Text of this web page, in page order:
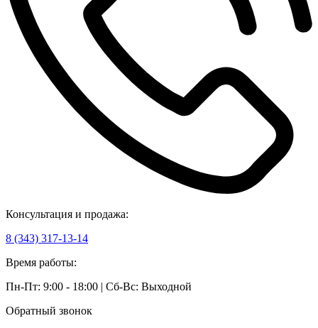
Консультация и продажа:
8 (343) 317-13-14
Время работы:
Пн-Пт: 9:00 - 18:00 | Сб-Вс: Выходной
Обратный звонок